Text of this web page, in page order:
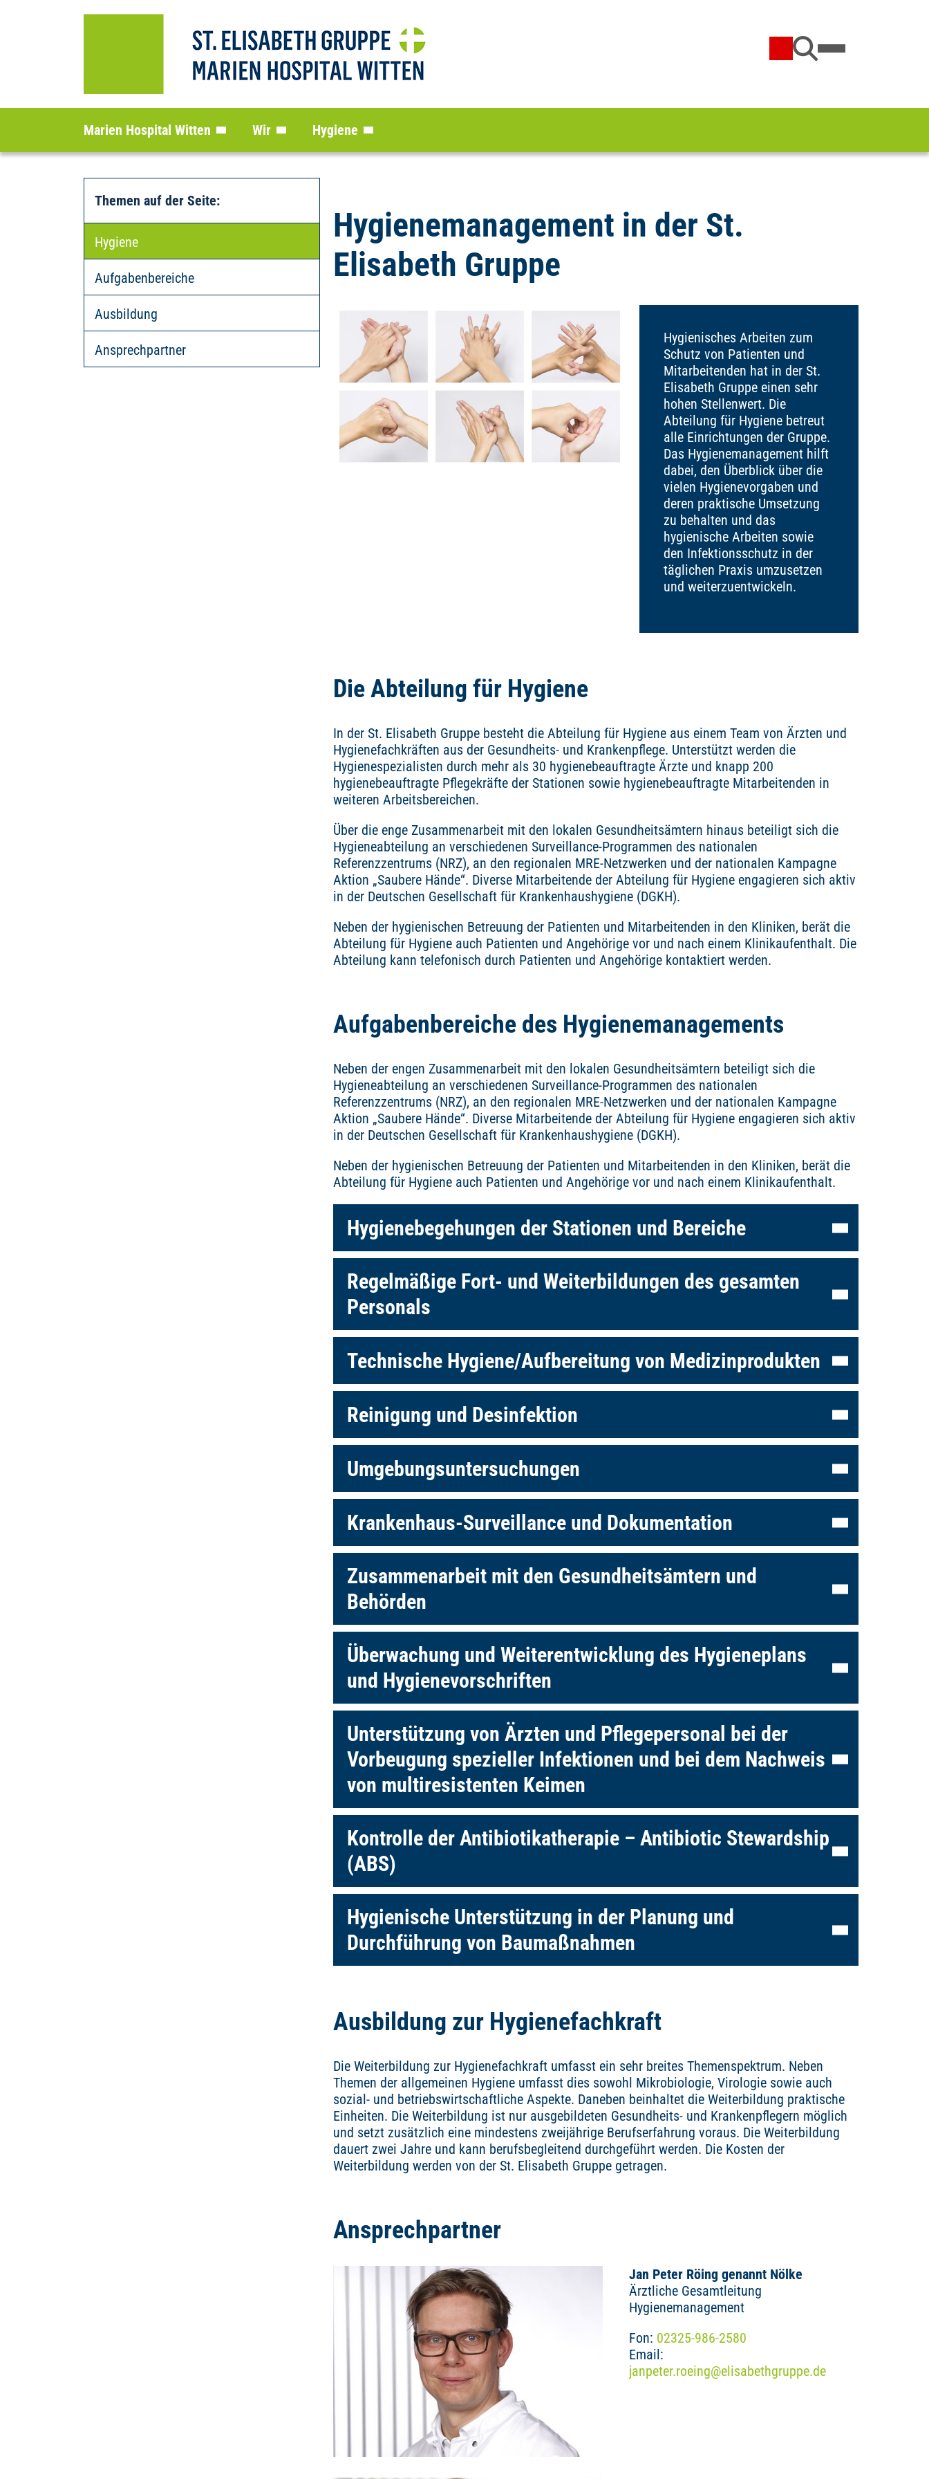
Marien Hospital Witten Wir Hygiene
Themen auf der Seite:
Hygiene
Aufgabenbereiche
Ausbildung
Ansprechpartner
Hygienemanagement in der St.
Elisabeth Gruppe
Hygienisches Arbeiten zum
Schutz von Patienten und
Mitarbeitenden hat in der St.
Elisabeth Gruppe einen sehr
hohen Stellenwert. Die
Abteilung für Hygiene betreut
alle Einrichtungen der Gruppe.
Das Hygienemanagement hilft
dabei, den Überblick über die
vielen Hygienevorgaben und
deren praktische Umsetzung
zu behalten und das
hygienische Arbeiten sowie
den Infektionsschutz in der
täglichen Praxis umzusetzen
und weiterzuentwickeln.
Die Abteilung für Hygiene
In der St. Elisabeth Gruppe besteht die Abteilung für Hygiene aus einem Team von Ärzten und
Hygienefachkräften aus der Gesundheits- und Krankenpflege. Unterstützt werden die
Hygienespezialisten durch mehr als 30 hygienebeauftragte Ärzte und knapp 200
hygienebeauftragte Pflegekräfte der Stationen sowie hygienebeauftragte Mitarbeitenden in
weiteren Arbeitsbereichen.
Über die enge Zusammenarbeit mit den lokalen Gesundheitsämtern hinaus beteiligt sich die
Hygieneabteilung an verschiedenen Surveillance-Programmen des nationalen
Referenzzentrums (NRZ), an den regionalen MRE-Netzwerken und der nationalen Kampagne
Aktion „Saubere Hände“. Diverse Mitarbeitende der Abteilung für Hygiene engagieren sich aktiv
in der Deutschen Gesellschaft für Krankenhaushygiene (DGKH).
Neben der hygienischen Betreuung der Patienten und Mitarbeitenden in den Kliniken, berät die
Abteilung für Hygiene auch Patienten und Angehörige vor und nach einem Klinikaufenthalt. Die
Abteilung kann telefonisch durch Patienten und Angehörige kontaktiert werden.
Aufgabenbereiche des Hygienemanagements
Neben der engen Zusammenarbeit mit den lokalen Gesundheitsämtern beteiligt sich die
Hygieneabteilung an verschiedenen Surveillance-Programmen des nationalen
Referenzzentrums (NRZ), an den regionalen MRE-Netzwerken und der nationalen Kampagne
Aktion „Saubere Hände“. Diverse Mitarbeitende der Abteilung für Hygiene engagieren sich aktiv
in der Deutschen Gesellschaft für Krankenhaushygiene (DGKH).
Neben der hygienischen Betreuung der Patienten und Mitarbeitenden in den Kliniken, berät die
Abteilung für Hygiene auch Patienten und Angehörige vor und nach einem Klinikaufenthalt.
Hygienebegehungen der Stationen und Bereiche
Regelmäßige Fort- und Weiterbildungen des gesamten
Personals
Technische Hygiene/Aufbereitung von Medizinprodukten
Reinigung und Desinfektion
Umgebungsuntersuchungen
Krankenhaus-Surveillance und Dokumentation
Zusammenarbeit mit den Gesundheitsämtern und
Behörden
Überwachung und Weiterentwicklung des Hygieneplans
und Hygienevorschriften
Unterstützung von Ärzten und Pflegepersonal bei der
Vorbeugung spezieller Infektionen und bei dem Nachweis
von multiresistenten Keimen
Kontrolle der Antibiotikatherapie – Antibiotic Stewardship
(ABS)
Hygienische Unterstützung in der Planung und
Durchführung von Baumaßnahmen
Ausbildung zur Hygienefachkraft
Die Weiterbildung zur Hygienefachkraft umfasst ein sehr breites Themenspektrum. Neben
Themen der allgemeinen Hygiene umfasst dies sowohl Mikrobiologie, Virologie sowie auch
sozial- und betriebswirtschaftliche Aspekte. Daneben beinhaltet die Weiterbildung praktische
Einheiten. Die Weiterbildung ist nur ausgebildeten Gesundheits- und Krankenpflegern möglich
und setzt zusätzlich eine mindestens zweijährige Berufserfahrung voraus. Die Weiterbildung
dauert zwei Jahre und kann berufsbegleitend durchgeführt werden. Die Kosten der
Weiterbildung werden von der St. Elisabeth Gruppe getragen.
Ansprechpartner
Jan Peter Röing genannt Nölke
Ärztliche Gesamtleitung
Hygienemanagement
Fon: 02325-986-2580
Email:
janpeter.roeing@elisabethgruppe.de